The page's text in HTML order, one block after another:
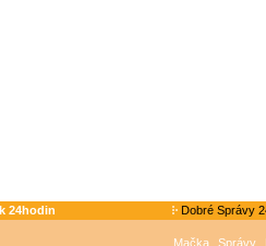
24hodin Dobré Správy
Mačka
Správy